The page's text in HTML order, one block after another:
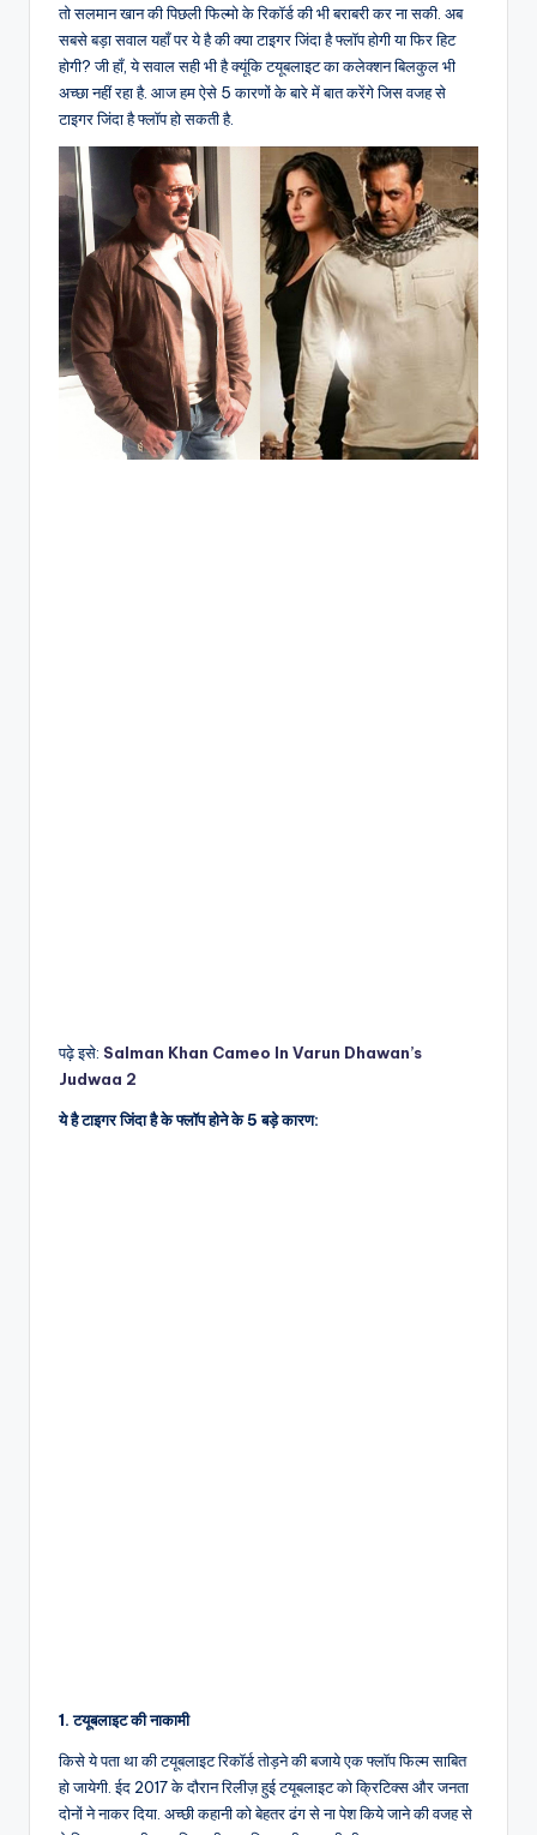
तो सलमान खान की पिछली फिल्मो के रिकॉर्ड की भी बराबरी कर ना सकी. अब
सबसे बड़ा सवाल यहाँ पर ये है की क्या टाइगर जिंदा है फ्लॉप होगी या फिर हिट
होगी? जी हाँ, ये सवाल सही भी है क्यूंकि टयूबलाइट का कलेक्शन बिलकुल भी
अच्छा नहीं रहा है. आज हम ऐसे 5 कारणों के बारे में बात करेंगे जिस वजह से
टाइगर जिंदा है फ्लॉप हो सकती है.
पढ़े इसे: Salman Khan Cameo In Varun Dhawan’s
Judwaa 2
ये है टाइगर जिंदा है के फ्लॉप होने के 5 बड़े कारण:
1. टयूबलाइट की नाकामी
किसे ये पता था की टयूबलाइट रिकॉर्ड तोड़ने की बजाये एक फ्लॉप फिल्म साबित
हो जायेगी. ईद 2017 के दौरान रिलीज़ हुई टयूबलाइट को क्रिटिक्स और जनता
दोनों ने नाकर दिया. अच्छी कहानी को बेहतर ढंग से ना पेश किये जाने की वजह से